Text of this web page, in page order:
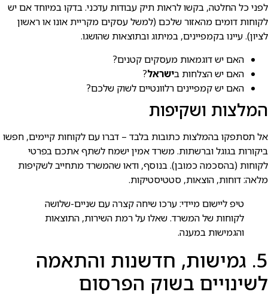
לפני כל החלטה, בקשו לראות תיק עבודות עדכני. בדקו במיוחד אם יש
לקוחות דומים מהאזור שלכם (למשל עסקים מקריית אונו או ראשון
לציון). עיינו בקמפיינים, במיתוג ובתוצאות שהושגו.
האם יש דוגמאות מעסקים קטנים?
האם יש הצלחות בישראל?
האם יש קמפיינים רלוונטיים לשוק שלכם?
המלצות ושקיפות
אל תסתפקו בהמלצות כתובות בלבד – דברו עם לקוחות קיימים, חפשו
ביקורות בגוגל וברשתות. משרד אמין ישמח לשתף אתכם בפרטי
לקוחות (בהסכמה כמובן). בנוסף, ודאו שהמשרד מתחייב לשקיפות
מלאה: דוחות, הוצאות, סטטיסטיקות.
טיפ ליישום מיידי: ערכו שיחה קצרה עם שניים-שלושה
לקוחות של המשרד. שאלו על רמת השירות, התוצאות
והגמישות במענה.
5. גמישות, חדשנות והתאמה
לשינויים בשוק הפרסום